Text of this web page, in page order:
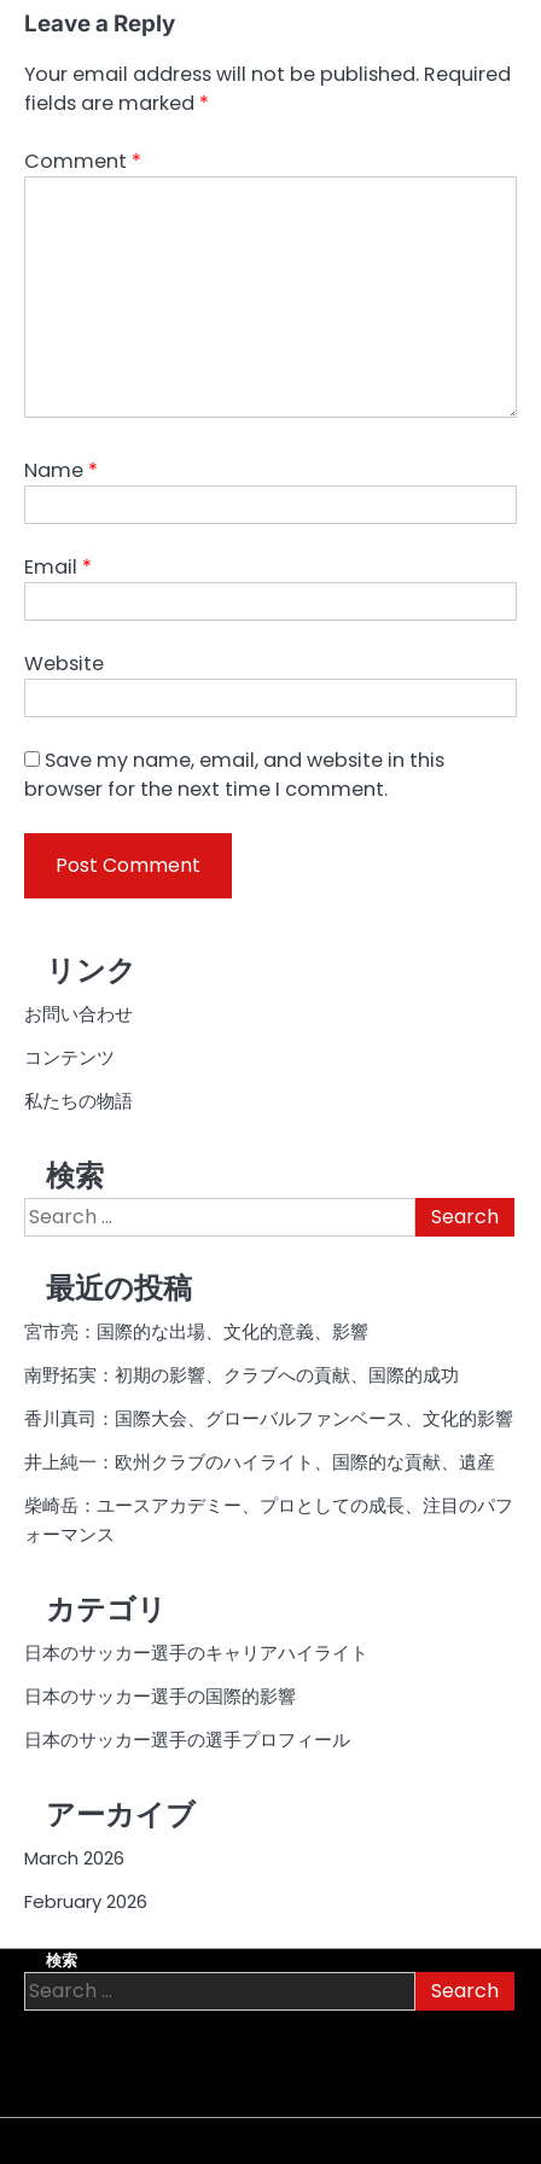
Leave a Reply
Your email address will not be published. Required
fields are marked *
Comment *
Name *
Email *
Website
Save my name, email, and website in this
browser for the next time I comment.
リンク
お問い合わせ
コンテンツ
私たちの物語
検索
Search
for:
最近の投稿
宮市亮：国際的な出場、文化的意義、影響
南野拓実：初期の影響、クラブへの貢献、国際的成功
香川真司：国際大会、グローバルファンベース、文化的影響
井上純一：欧州クラブのハイライト、国際的な貢献、遺産
柴崎岳：ユースアカデミー、プロとしての成長、注目のパフ
ォーマンス
カテゴリ
日本のサッカー選手のキャリアハイライト
日本のサッカー選手の国際的影響
日本のサッカー選手の選手プロフィール
アーカイブ
March 2026
February 2026
検索
Search
for: